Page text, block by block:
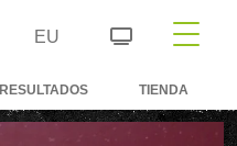
EU
RESULTADOS TIENDA